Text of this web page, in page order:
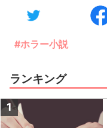
#ホラー小説
ランキング
1